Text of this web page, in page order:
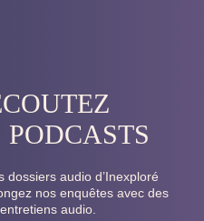
PODCASTS
dossiers audio d’Inexploré
nos enquêtes avec des
entretiens audio.